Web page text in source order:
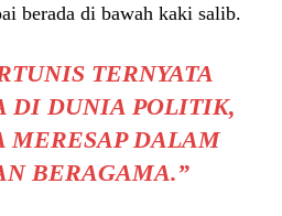
berada di bawah kaki salib.
TERNYATA
DI DUNIA POLITIK,
MERESAP DALAM
BERAGAMA.”